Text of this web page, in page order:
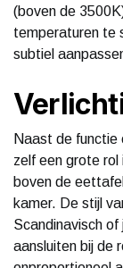
(boven de
temperaturen te
subtiel
Naast de functie
zelf een grote rol
boven de
kamer. De stijl
Scandinavisch
aansluiten bij de